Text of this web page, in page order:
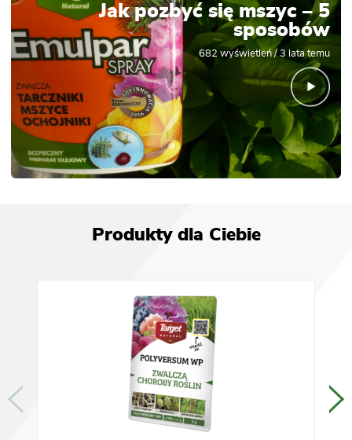
Jak pozbyć się mszyc – 5
sposobów
682 wyświetleń /3 lata temu
Produkty dla Ciebie